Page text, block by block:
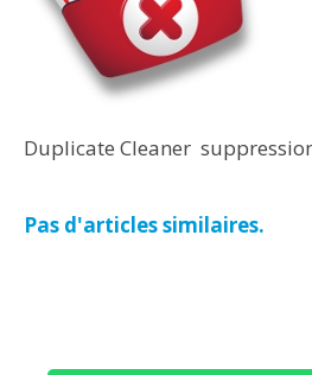
Duplicate Cleaner
Pas d'articles similaires.